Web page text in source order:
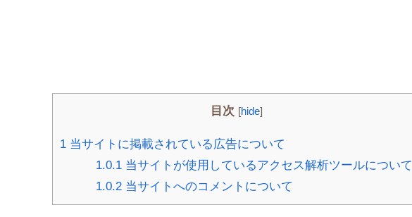
目次 [hide]
1 当サイトに掲載されている広告について
1.0.1 当サイトが使用しているアクセス解析ツールについて
1.0.2 当サイトへのコメントについて